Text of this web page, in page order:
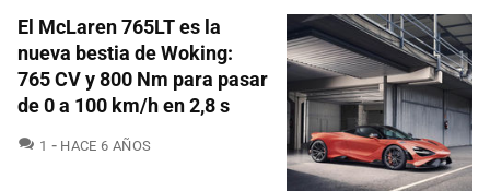
El McLaren 765LT es la
nueva bestia de Woking:
765 CV y 800 Nm para pasar
de 0 a 100 km/h en 2,8 s
1 COMENTARIOS
HACE 6 AÑOS